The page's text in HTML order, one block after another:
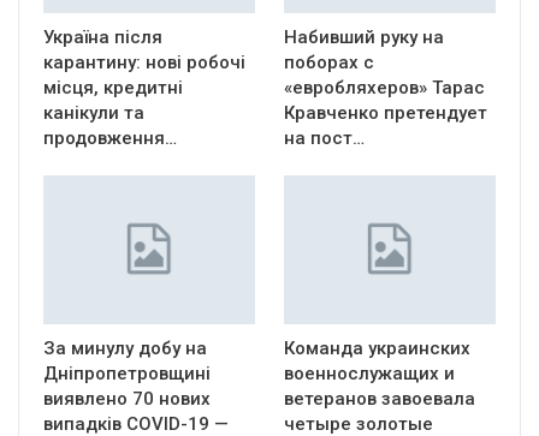
Україна після
карантину: нові робочі
місця, кредитні
канікули та
продовження…
Набивший руку на
поборах с
«евробляхеров» Тарас
Кравченко претендует
на пост…
За минулу добу на
Дніпропетровщині
виявлено 70 нових
випадків COVID-19 —
Команда украинских
военнослужащих и
ветеранов завоевала
четыре золотые